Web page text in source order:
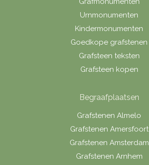
Urnmonumenten
Kindermonumenten
Goedkope grafstenen
Grafsteen teksten
Grafsteen kopen
Begraafplaatsen
Grafstenen Almelo
Grafstenen Amersfoort
Grafstenen Amsterdam
Grafstenen Arnhem